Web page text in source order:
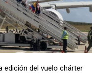
edición del vuelo chárter